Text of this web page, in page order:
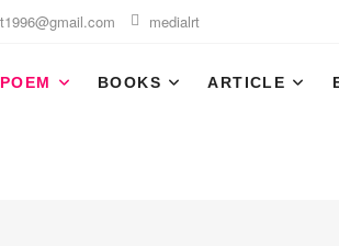
medialrt
ASSOCIATION
POEM BOOKS ARTICLE